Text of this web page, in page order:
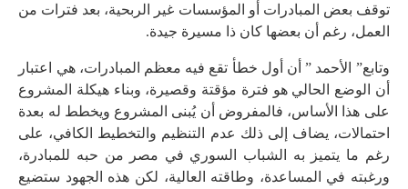
توقف بعض المبادرات أو المؤسسات غير الربحية، بعد فترات من
العمل، رغم أن بعضها كان ذا مسيرة جيدة.
وتابع” الأحمد ” أن أول خطأ تقع فيه معظم المبادرات، هي اعتبار
أن الوضع الحالي هو فترة مؤقتة وقصيرة، وبناء هيكلة المشروع
على هذا الأساس، فالمفروض أن يُبنى المشروع ويخطط له بعدة
احتمالات، يضاف إلى ذلك عدم التنظيم والتخطيط الكافي، على
رغم ما يتميز به الشباب السوري في مصر من حبه للمبادرة،
ورغبته في المساعدة، وطاقته العالية، لكن هذه الجهود ستضيع